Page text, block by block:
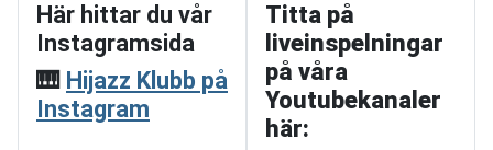
Här hittar du vår
Instagramsida
🎹 Hijazz Klubb på
Instagram
Titta på
liveinspelningar
på våra
Youtubekanaler
här: